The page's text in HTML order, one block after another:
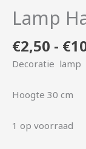
Lamp
€2,50 - €
Decoratie lamp
Hoogte 30 cm
1 op voorraad